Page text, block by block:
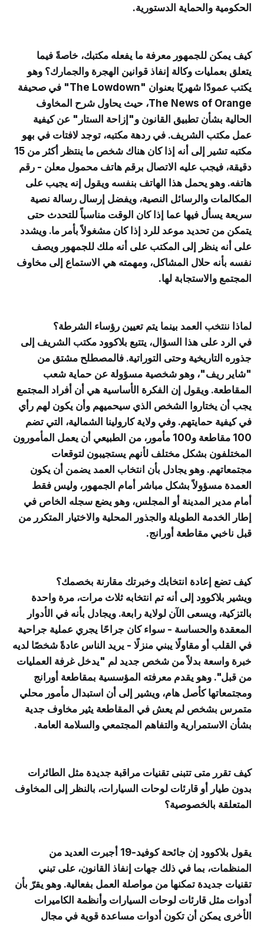
الحكومية والحماية الدستورية.
كيف يمكن للجمهور معرفة ما يفعله مكتبك، خاصةً فيما
يتعلق بعمليات وكالة إنفاذ قوانين الهجرة والجمارك؟ وهو
يكتب عمودًا شهريًا بعنوان "The Lowdown" في صحيفة
The News of Orange، حيث يحاول شرح المخاوف
الحالية بشأن تطبيق القانون و"إزاحة الستار" عن كيفية
عمل مكتب الشريف. في ردهة مكتبه، توجد لافتات في بهو
مكتبه تشير إلى أنه إذا كان هناك شخص ما ينتظر أكثر من 15
دقيقة، فيجب عليه الاتصال برقم هاتف محمول معلن - رقم
هاتفه. وهو يحمل هذا الهاتف بنفسه ويقول إنه يجيب على
المكالمات والرسائل النصية، ويفضل إرسال رسالة نصية
سريعة يسأل فيها عما إذا كان الوقت مناسباً للتحدث حتى
يتمكن من تحديد موعد للرد إذا كان مشغولاً بأمر ما. ويشدد
على أنه ينظر إلى المكتب على أنه ملك للجمهور ويصف
نفسه بأنه حلال المشاكل، ومهمته هي الاستماع إلى مخاوف
المجتمع والاستجابة لها.
لماذا ننتخب العمد بينما يتم تعيين رؤساء الشرطة؟
في الرد على هذا السؤال، يتتبع بلاكوود مكتب الشريف إلى
جذوره التاريخية وحتى التوراتية. فالمصطلح مشتق من
"شاير ريف"، وهو شخصية مسؤولة عن حماية شعب
المقاطعة. ويقول إن الفكرة الأساسية هي أن أفراد المجتمع
يجب أن يختاروا الشخص الذي سيحميهم وأن يكون لهم رأي
في كيفية حمايتهم. وفي ولاية كارولينا الشمالية، التي تضم
100 مقاطعة و100 مأمور، من الطبيعي أن يعمل المأمورون
المختلفون بشكل مختلف لأنهم يستجيبون لتوقعات
مجتمعاتهم. وهو يجادل بأن انتخاب العمد يضمن أن يكون
العمدة مسؤولاً بشكل مباشر أمام الجمهور، وليس فقط
أمام مدير المدينة أو المجلس، وهو يضع سجله الخاص في
إطار الخدمة الطويلة والجذور المحلية والاختيار المتكرر من
قبل ناخبي مقاطعة أورانج.
كيف تضع إعادة انتخابك وخبرتك مقارنة بخصمك؟
ويشير بلاكوود إلى أنه تم انتخابه ثلاث مرات، مرة واحدة
بالتزكية، ويسعى الآن لولاية رابعة. ويجادل بأنه في الأدوار
المعقدة والحساسة - سواء كان جراحًا يجري عملية جراحية
في القلب أو مقاولًا يبني منزلًا - يريد الناس عادةً شخصًا لديه
خبرة واسعة بدلاً من شخص جديد لم "يدخل غرفة العمليات
من قبل". وهو يقدم معرفته المؤسسية بمقاطعة أورانج
ومجتمعاتها كأصل هام، ويشير إلى أن استبدال مأمور محلي
متمرس بشخص لم يعش في المقاطعة يثير مخاوف جدية
بشأن الاستمرارية والتفاهم المجتمعي والسلامة العامة.
كيف تقرر متى تتبنى تقنيات مراقبة جديدة مثل الطائرات
بدون طيار أو قارئات لوحات السيارات، بالنظر إلى المخاوف
المتعلقة بالخصوصية؟
يقول بلاكوود إن جائحة كوفيد-19 أجبرت العديد من
المنظمات، بما في ذلك جهات إنفاذ القانون، على تبني
تقنيات جديدة تمكنها من مواصلة العمل بفعالية. وهو يقرّ بأن
أدوات مثل قارئات لوحات السيارات وأنظمة الكاميرات
الأخرى يمكن أن تكون أدوات مساعدة قوية في مجال